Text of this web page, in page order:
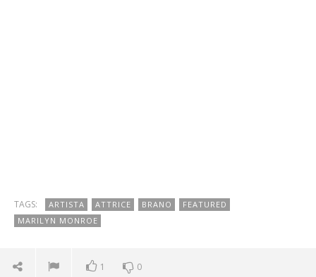
TAGS: ARTISTA ATTRICE BRANO
FEATURED
MARILYN MONROE
1 0